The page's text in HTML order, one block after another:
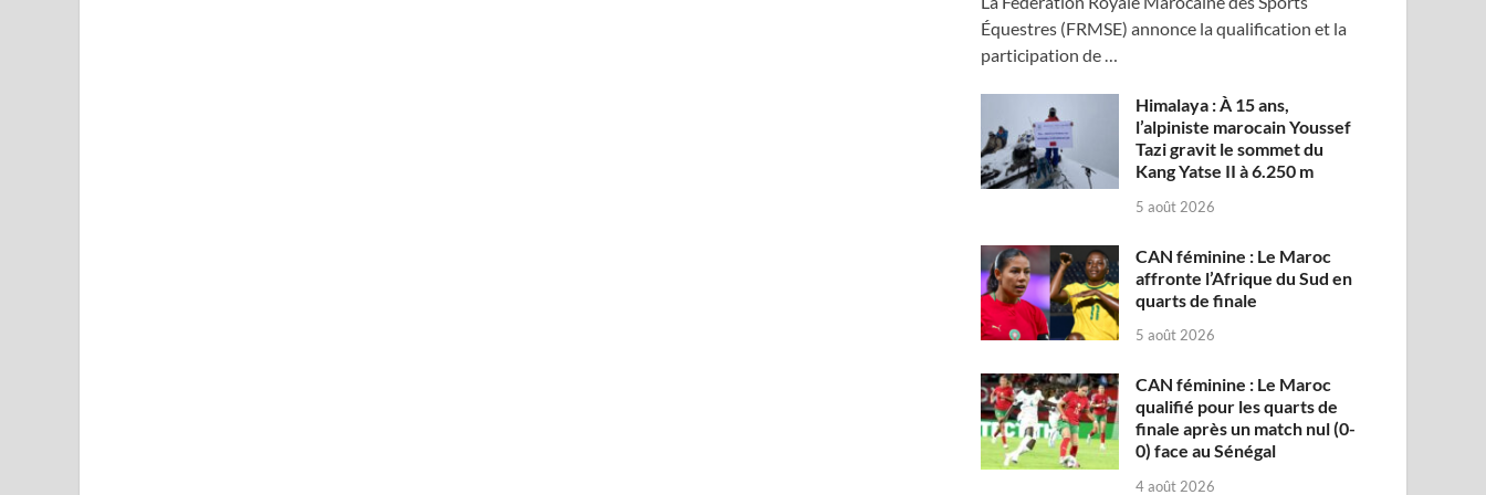
Équestres (FRMSE) annonce la qualification et la
participation de …
Himalaya : À 15 ans,
l’alpiniste marocain Youssef
Tazi gravit le sommet du
Kang Yatse II à 6.250 m
5 août 2026
CAN féminine : Le Maroc
affronte l’Afrique du Sud en
quarts de finale
5 août 2026
CAN féminine : Le Maroc
qualifié pour les quarts de
finale après un match nul (0-
0) face au Sénégal
4 août 2026